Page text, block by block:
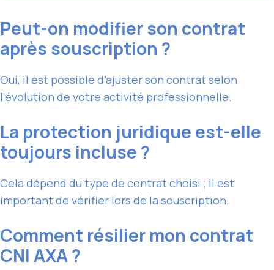
Peut-on modifier son contrat
après souscription ?
Oui, il est possible d’ajuster son contrat selon
l’évolution de votre activité professionnelle.
La protection juridique est-elle
toujours incluse ?
Cela dépend du type de contrat choisi ; il est
important de vérifier lors de la souscription.
Comment résilier mon contrat
CNI AXA ?